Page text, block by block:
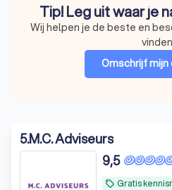
Tip! Leg uit waar je
Wij helpen je de beste en
Omschrijf
5.M.C. Adviseurs
local_offer Gratis
9,5